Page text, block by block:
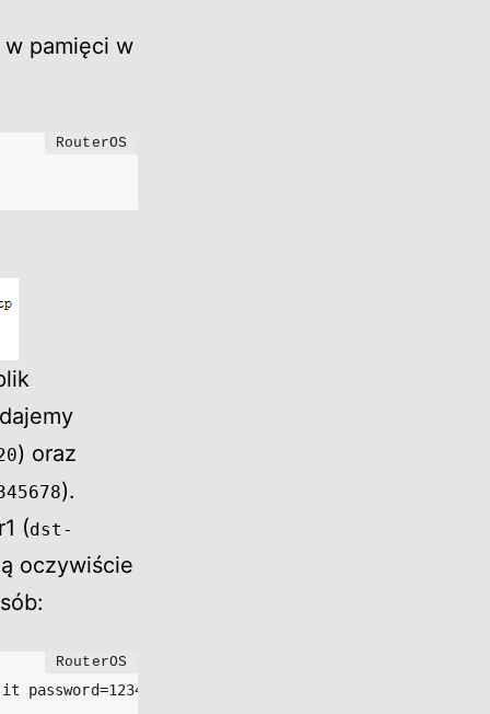
pamięci w
) oraz
).
(dst-
oczywiście
dst-path=Router2_copy.rsc